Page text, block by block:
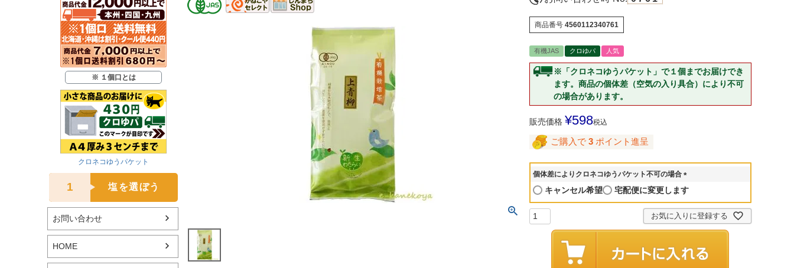
※ １個口とは
クロネコゆうパケット
1 塩を選ぼう
お問い合わせ
HOME
商品番号 4560112340761
有機JAS クロゆパ 人気
※「クロネコゆうパケット」で１個までお届けでき
ます。商品の個体差（空気の入り具合）により不可
の場合があります。
販売価格 ¥598税込
ご購入で 3 ポイント進呈
個体差によりクロネコゆうパケット不可の場合
(
須
)
キャンセル希望 宅配便に変更します
お気に入りに登録する